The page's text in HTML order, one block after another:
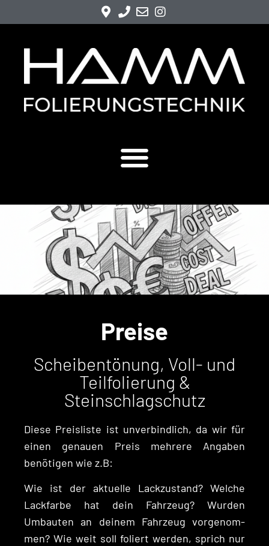
Preise
Scheibentönung, Voll- und
Teilfolierung &
Steinschlagschutz
Diese Preis­liste ist unverbindlich, da wir für
einen genauen Preis mehrere Angaben
benöti­gen wie z.B:
Wie ist der aktuelle Lack­zu­s­tand? Welche
Lack­farbe hat dein Fahrzeug? Wur­den
Umbaut­en an deinem Fahrzeug vorgenom­
men? Wie weit soll foliert wer­den, sprich nur